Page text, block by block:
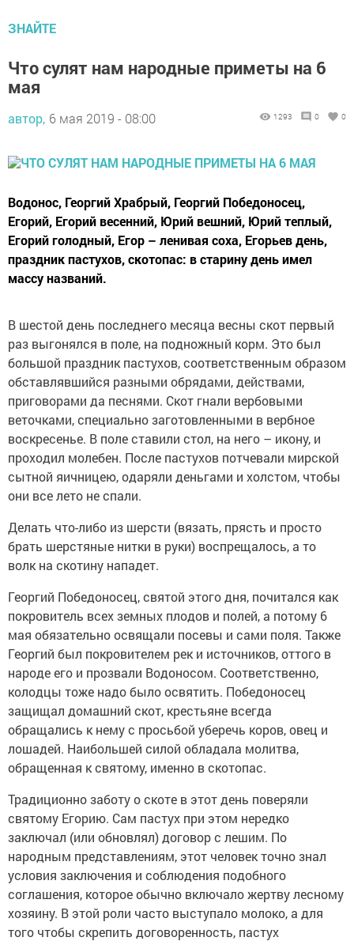
ЗНАЙТЕ
Что сулят нам народные приметы на 6
мая
автор, 6 мая 2019 - 08:00 1293 0 0
Водонос, Георгий Храбрый, Георгий Победоносец,
Егорий, Егорий весенний, Юрий вешний, Юрий теплый,
Егорий голодный, Егор – ленивая соха, Егорьев день,
праздник пастухов, скотопас: в старину день имел
массу названий.
В шестой день последнего месяца весны скот первый
раз выгонялся в поле, на подножный корм. Это был
большой праздник пастухов, соответственным образом
обставлявшийся разными обрядами, действами,
приговорами да песнями. Скот гнали вербовыми
веточками, специально заготовленными в вербное
воскресенье. В поле ставили стол, на него – икону, и
проходил молебен. После пастухов потчевали мирской
сытной яичницею, одаряли деньгами и холстом, чтобы
они все лето не спали.
Делать что-либо из шерсти (вязать, прясть и просто
брать шерстяные нитки в руки) воспрещалось, а то
волк на скотину нападет.
Георгий Победоносец, святой этого дня, почитался как
покровитель всех земных плодов и полей, а потому 6
мая обязательно освящали посевы и сами поля. Также
Георгий был покровителем рек и источников, оттого в
народе его и прозвали Водоносом. Соответственно,
колодцы тоже надо было освятить. Победоносец
защищал домашний скот, крестьяне всегда
обращались к нему с просьбой уберечь коров, овец и
лошадей. Наибольшей силой обладала молитва,
обращенная к святому, именно в скотопас.
Традиционно заботу о скоте в этот день поверяли
святому Егорию. Сам пастух при этом нередко
заключал (или обновлял) договор с лешим. По
народным представлениям, этот человек точно знал
условия заключения и соблюдения подобного
соглашения, которое обычно включало жертву лесному
хозяину. В этой роли часто выступало молоко, а для
того чтобы скрепить договоренность, пастух